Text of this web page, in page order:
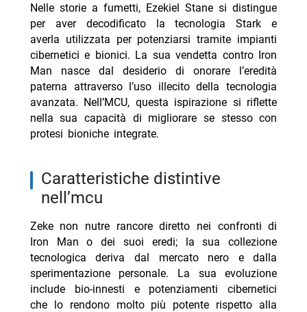
Nelle storie a fumetti, Ezekiel Stane si distingue
per aver decodificato la tecnologia Stark e
averla utilizzata per potenziarsi tramite impianti
cibernetici e bionici. La sua vendetta contro Iron
Man nasce dal desiderio di onorare l’eredità
paterna attraverso l’uso illecito della tecnologia
avanzata. Nell’MCU, questa ispirazione si riflette
nella sua capacità di migliorare se stesso con
protesi bioniche integrate.
caratteristiche distintive
nell’mcu
Zeke non nutre rancore diretto nei confronti di
Iron Man o dei suoi eredi; la sua collezione
tecnologica deriva dal mercato nero e dalla
sperimentazione personale. La sua evoluzione
include bio-innesti e potenziamenti cibernetici
che lo rendono molto più potente rispetto alla